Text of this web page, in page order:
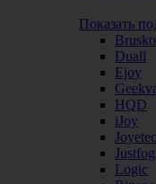
Показать
Brusko
Duall
Ejoy
HQD
iJoy
Justfog
Logic